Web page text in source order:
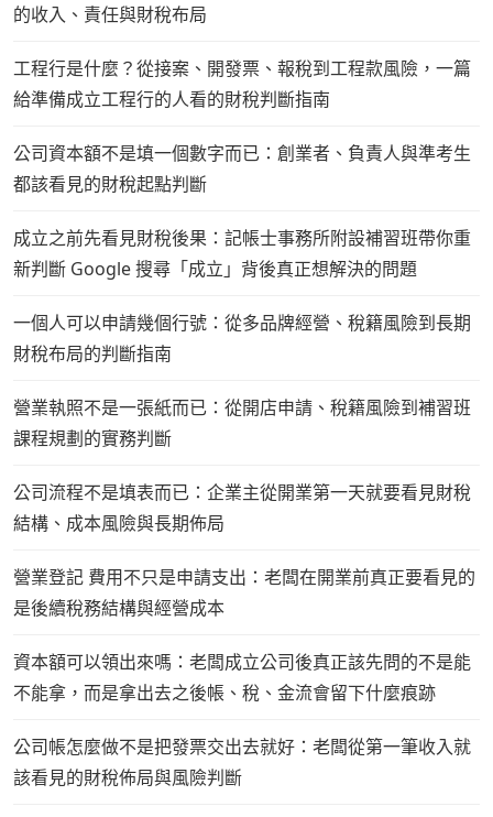
的收入、責任與財稅布局
工程行是什麼？從接案、開發票、報稅到工程款風險，一篇
給準備成立工程行的人看的財稅判斷指南
公司資本額不是填一個數字而已：創業者、負責人與準考生
都該看見的財稅起點判斷
成立之前先看見財稅後果：記帳士事務所附設補習班帶你重
新判斷 Google 搜尋「成立」背後真正想解決的問題
一個人可以申請幾個行號：從多品牌經營、稅籍風險到長期
財稅布局的判斷指南
營業執照不是一張紙而已：從開店申請、稅籍風險到補習班
課程規劃的實務判斷
公司流程不是填表而已：企業主從開業第一天就要看見財稅
結構、成本風險與長期佈局
營業登記 費用不只是申請支出：老闆在開業前真正要看見的
是後續稅務結構與經營成本
資本額可以領出來嗎：老闆成立公司後真正該先問的不是能
不能拿，而是拿出去之後帳、稅、金流會留下什麼痕跡
公司帳怎麼做不是把發票交出去就好：老闆從第一筆收入就
該看見的財稅佈局與風險判斷